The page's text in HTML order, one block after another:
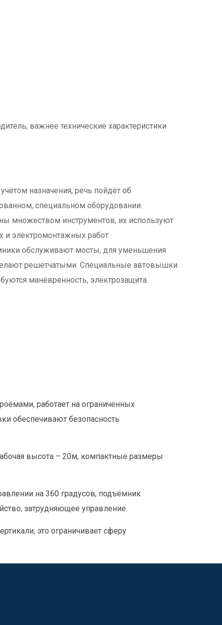
важнее технические характеристики
назначения, речь пойдёт об
специальном оборудовании.
множеством инструментов, их используют
и электромонтажных работ.
обслуживают мосты, для уменьшения
решетчатыми. Специальные автовышки
манёвренность, электрозащита.
работает на ограниченных
обеспечивают безопасность
высота – 20м, компактные размеры
на 360 градусов, подъёмник
затрудняющее управление.
это ограничивает сферу